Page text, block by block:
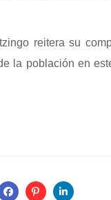
reitera su
la población en